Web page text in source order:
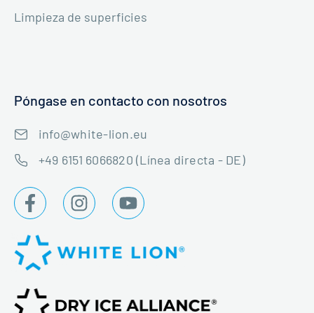
Limpieza de superficies
Póngase en contacto con nosotros
info@white-lion.eu
+49 6151 6066820 (Línea directa - DE)